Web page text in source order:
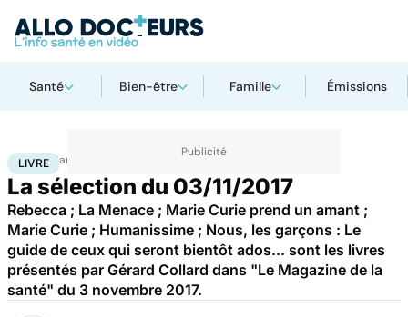
Santé Bien-être Famille Émissions
Accueil Santé
LIVRE
La sélection du 03/11/2017
Rebecca ; La Menace ; Marie Curie prend un amant ;
Marie Curie ; Humanissime ; Nous, les garçons : Le
guide de ceux qui seront bientôt ados... sont les livres
présentés par Gérard Collard dans "Le Magazine de la
santé" du 3 novembre 2017.